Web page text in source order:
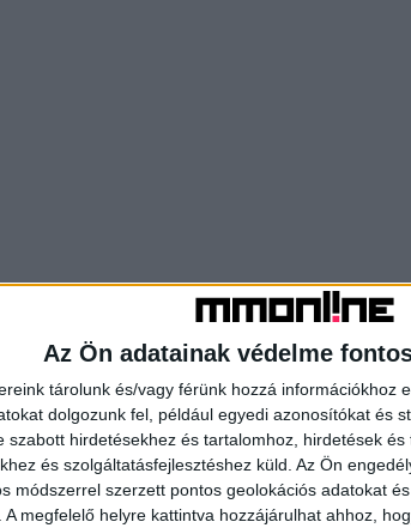
Az Ön adatainak védelme
tárolunk és/vagy férünk hozzá információkhoz
dolgozunk fel, például egyedi azonosítókat és
szabott hirdetésekhez és tartalomhoz, hirdetések
és szolgáltatásfejlesztéshez küld. Az Ön
módszerrel szerzett pontos geolokációs adatokat
A megfelelő helyre kattintva hozzájárulhat ahhoz,